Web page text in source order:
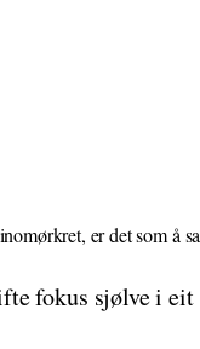
er det som
sjølve i eit